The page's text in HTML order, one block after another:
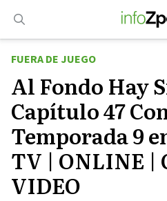
contenido
FUERA DE JUEGO
Al Fondo Hay
Capítulo 47
Temporada 9
TV | ONLINE |
VIDEO